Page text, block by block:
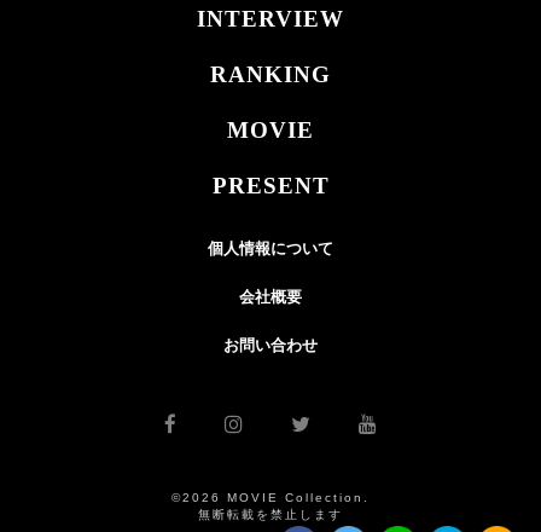
INTERVIEW
RANKING
MOVIE
PRESENT
個人情報について
会社概要
お問い合わせ
©2026 MOVIE Collection.
無断転載を禁止します